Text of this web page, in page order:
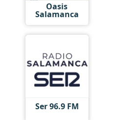
Oasis
Salamanca
Ser 96.9 FM